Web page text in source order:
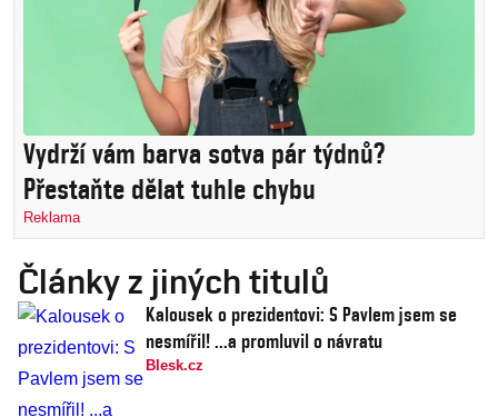
Vydrží vám barva sotva pár týdnů?
Přestaňte dělat tuhle chybu
Reklama
Články z jiných titulů
Kalousek o prezidentovi: S Pavlem jsem se
nesmířil! ...a promluvil o návratu
Blesk.cz